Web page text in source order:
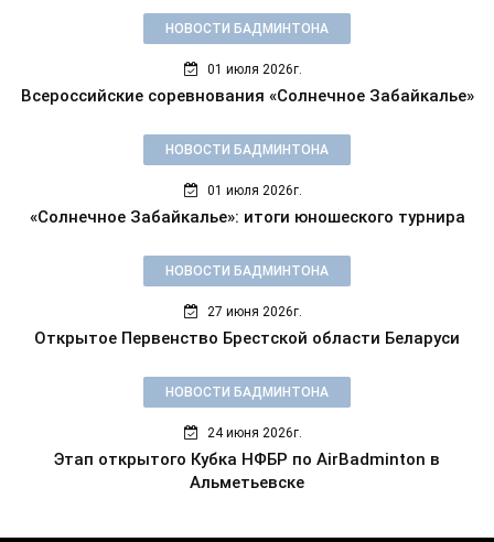
НОВОСТИ БАДМИНТОНА
01 июля 2026г.
Всероссийские соревнования «Солнечное Забайкалье»
НОВОСТИ БАДМИНТОНА
01 июля 2026г.
«Солнечное Забайкалье»: итоги юношеского турнира
НОВОСТИ БАДМИНТОНА
27 июня 2026г.
Открытое Первенство Брестской области Беларуси
НОВОСТИ БАДМИНТОНА
24 июня 2026г.
Этап открытого Кубка НФБР по AirBadminton в
Альметьевске